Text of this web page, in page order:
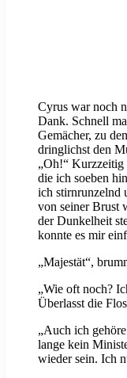
Cyrus war noch
Dank. Schnell
Gemächer, zu
dringlichst den
„Oh!“ Kurzzeitig
die ich soeben
ich stirnrunzelnd
von seiner Brust
der Dunkelheit
konnte es mir
„Majestät“,
„Wie oft noch?
Überlasst die
„Auch ich
lange kein
wieder sein. Ich